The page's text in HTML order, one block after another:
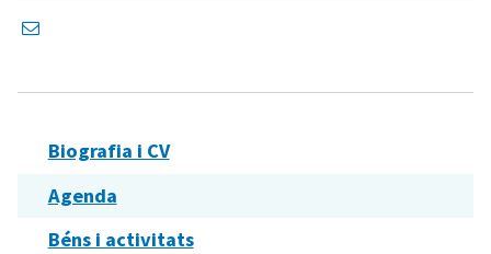
Biografia i CV
Agenda
Béns i activitats